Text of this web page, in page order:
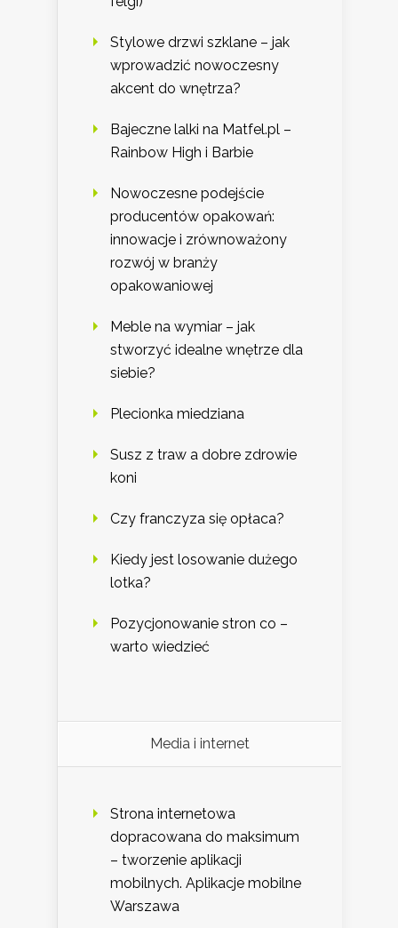
Stylowe drzwi szklane – jak
wprowadzić nowoczesny
akcent do wnętrza?
Bajeczne lalki na Matfel.pl –
Rainbow High i Barbie
Nowoczesne podejście
producentów opakowań:
innowacje i zrównoważony
rozwój w branży
opakowaniowej
Meble na wymiar – jak
stworzyć idealne wnętrze dla
siebie?
Plecionka miedziana
Susz z traw a dobre zdrowie
koni
Czy franczyza się opłaca?
Kiedy jest losowanie dużego
lotka?
Pozycjonowanie stron co –
warto wiedzieć
Media i internet
Strona internetowa
dopracowana do maksimum
– tworzenie aplikacji
mobilnych. Aplikacje mobilne
Warszawa